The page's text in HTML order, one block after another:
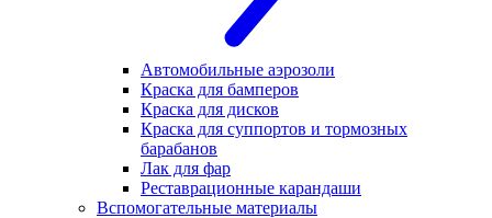
Автомобильные аэрозоли
Краска для бамперов
Краска для дисков
Краска для суппортов и тормозных
барабанов
Лак для фар
Реставрационные карандаши
Вспомогательные материалы